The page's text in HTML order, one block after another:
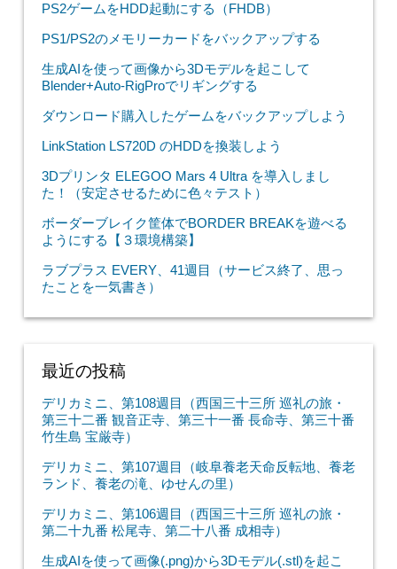
PS2ゲームをHDD起動にする（FHDB）
PS1/PS2のメモリーカードをバックアップする
生成AIを使って画像から3Dモデルを起こして
Blender+Auto-RigProでリギングする
ダウンロード購入したゲームをバックアップしよう
LinkStation LS720D のHDDを換装しよう
3Dプリンタ ELEGOO Mars 4 Ultra を導入しまし
た！（安定させるために色々テスト）
ボーダーブレイク筐体でBORDER BREAKを遊べる
ようにする【３環境構築】
ラブプラス EVERY、41週目（サービス終了、思っ
たことを一気書き）
最近の投稿
デリカミニ、第108週目（西国三十三所 巡礼の旅・
第三十二番 観音正寺、第三十一番 長命寺、第三十番
竹生島 宝厳寺）
デリカミニ、第107週目（岐阜養老天命反転地、養老
ランド、養老の滝、ゆせんの里）
デリカミニ、第106週目（西国三十三所 巡礼の旅・
第二十九番 松尾寺、第二十八番 成相寺）
生成AIを使って画像(.png)から3Dモデル(.stl)を起こ